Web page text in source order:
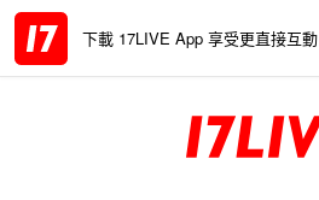
下載 17LIVE App 享受更直接互動